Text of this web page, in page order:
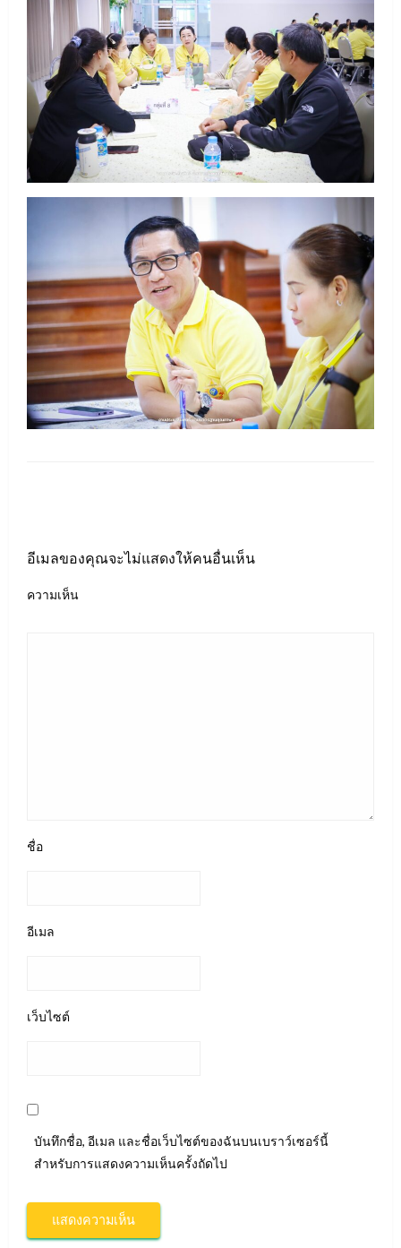
อีเมลของคุณจะไม่แสดงให้คนอื่นเห็น
ความเห็น
ชื่อ
อีเมล
เว็บไซต์
บันทึกชื่อ, อีเมล และชื่อเว็บไซต์ของฉันบนเบราว์เซอร์นี้
สำหรับการแสดงความเห็นครั้งถัดไป